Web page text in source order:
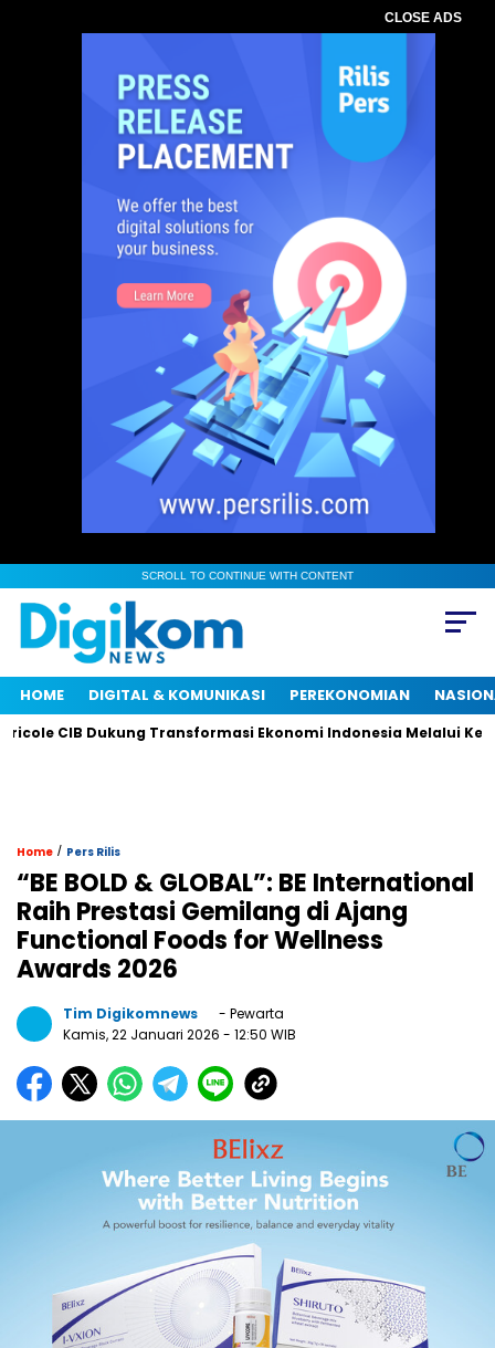
CLOSE ADS
SCROLL TO CONTINUE WITH CONTENT
HOME DIGITAL & KOMUNIKASI PEREKONOMIAN
CIB Dukung Transformasi Ekonomi Indonesia Melalui
Home / Pers Rilis
“BE BOLD & GLOBAL”: BE International
Raih Prestasi Gemilang di Ajang
Functional Foods for Wellness
Awards 2026
Tim Digikomnews
- Pewarta
Kamis, 22 Januari 2026 - 12:50 WIB